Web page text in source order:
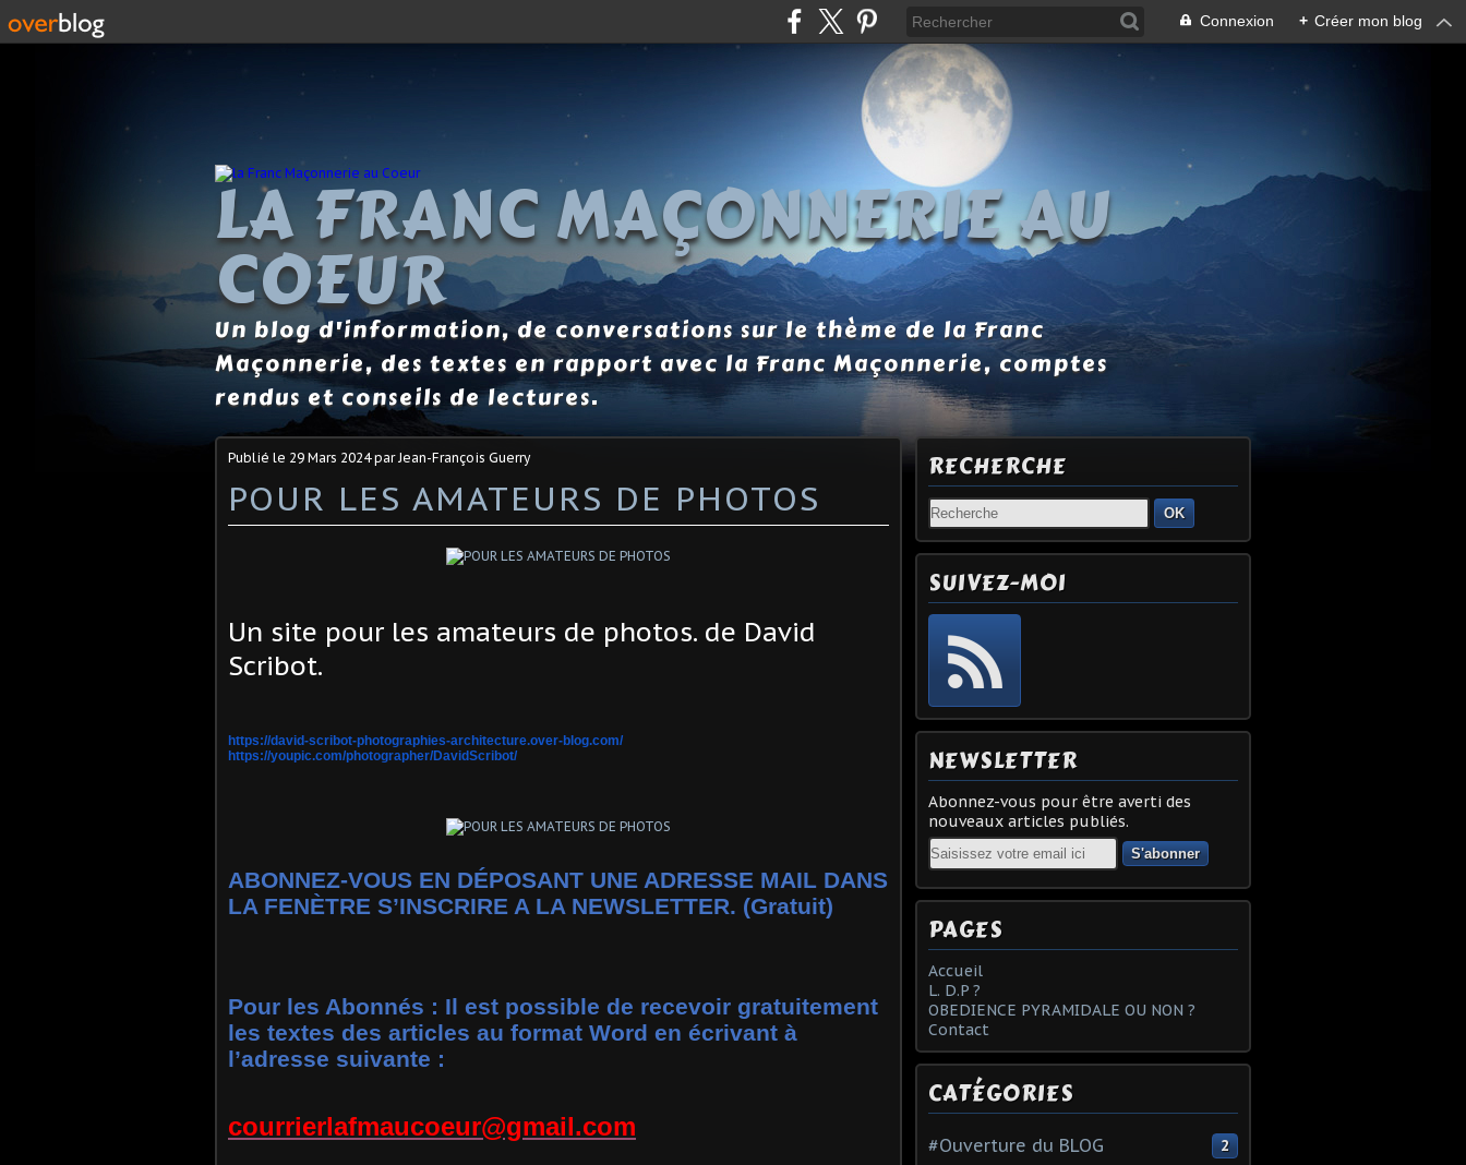
Connexion + Créer mon blog
LA FRANC MAÇONNERIE AU
COEUR
Un blog d'information, de conversations sur le thème de la Franc
Maçonnerie, des textes en rapport avec la Franc Maçonnerie, comptes
rendus et conseils de lectures.
Publié le 29 Mars 2024par Jean-François Guerry
POUR LES AMATEURS DE PHOTOS
Un site pour les amateurs de photos. de David
Scribot.
https://david-scribot-photographies-architecture.over-blog.com/
https://youpic.com/photographer/DavidScribot/
ABONNEZ-VOUS EN DÉPOSANT UNE ADRESSE MAIL DANS
LA FENÈTRE S’INSCRIRE A LA NEWSLETTER. (Gratuit)
Pour les Abonnés : Il est possible de recevoir gratuitement
les textes des articles au format Word en écrivant à
l’adresse suivante :
courrierlafmaucoeur@gmail.com
RECHERCHE
OK
SUIVEZ-MOI
NEWSLETTER
Abonnez-vous pour être averti des
nouveaux articles publiés.
Email
PAGES
Accueil
L. D.P ?
OBEDIENCE PYRAMIDALE OU NON ?
Contact
CATÉGORIES
#Ouverture du BLOG 2